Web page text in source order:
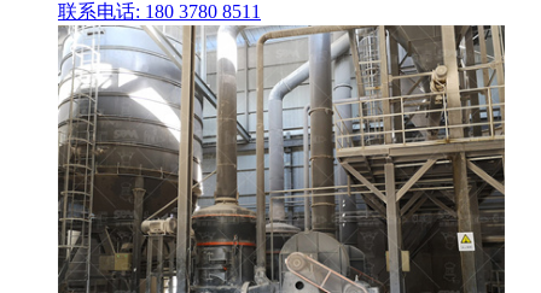
联系电话: 180 3780 8511